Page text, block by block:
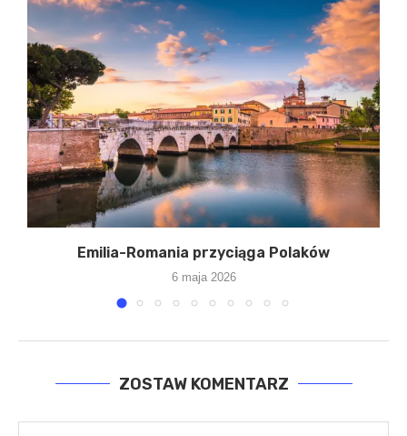
Emilia-Romania przyciąga Polaków
6 maja 2026
ZOSTAW KOMENTARZ